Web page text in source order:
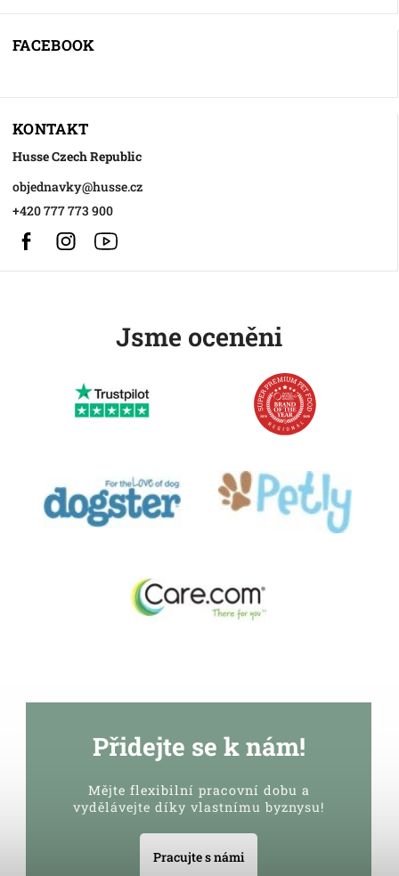
FACEBOOK
KONTAKT
Husse Czech Republic
objednavky@husse.cz
+420 777 773 900
FacebookInstagram
Jsme oceněni
Přidejte se k nám!
Mějte flexibilní pracovní dobu a
vydělávejte díky vlastnímu byznysu!
Pracujte s námi